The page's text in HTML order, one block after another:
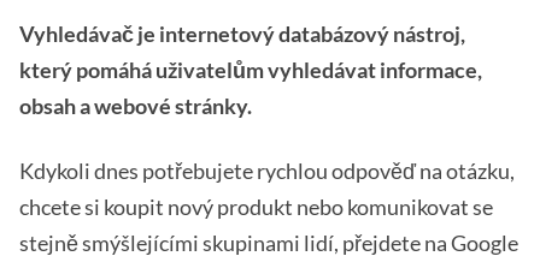
Vyhledávač je internetový databázový nástroj,
který pomáhá uživatelům vyhledávat informace,
obsah a webové stránky.
Kdykoli dnes potřebujete rychlou odpověď na otázku,
chcete si koupit nový produkt nebo komunikovat se
stejně smýšlejícími skupinami lidí, přejdete na Google